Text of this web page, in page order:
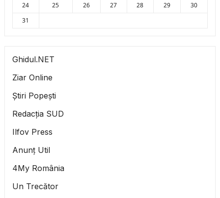
24
25 26 27 28 29
30
31
Ghidul.NET
Ziar Online
Știri Popești
Redacția SUD
Ilfov Press
Anunț Util
4My România
Un Trecător